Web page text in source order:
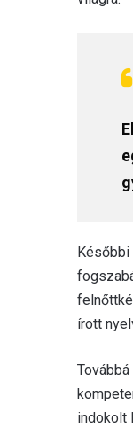
írott
indokolt